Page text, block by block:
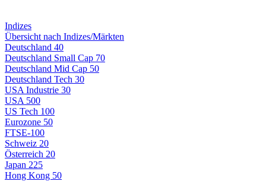
Indizes
Übersicht nach Indizes/Märkten
Deutschland 40
Deutschland Small Cap 70
Deutschland Mid Cap 50
Deutschland Tech 30
USA Industrie 30
USA 500
US Tech 100
Eurozone 50
FTSE-100
Schweiz 20
Österreich 20
Japan 225
Hong Kong 50